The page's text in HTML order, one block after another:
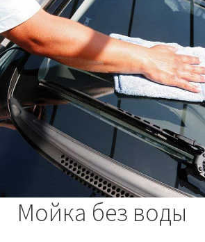
Мойка без воды